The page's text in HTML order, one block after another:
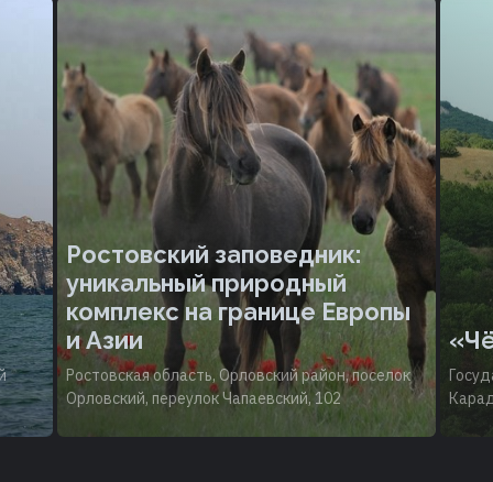
Ростовский заповедник:
уникальный природный
комплекс на границе Европы
и Азии
Ростовская область, Орловский район, поселок
Орловский, переулок Чапаевский, 102